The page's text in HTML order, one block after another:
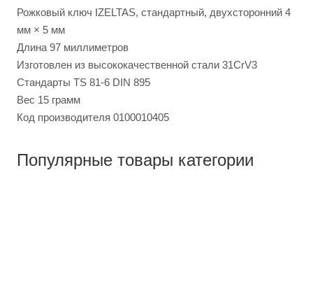
Рожковый ключ IZELTAS, стандартный, двухсторонний 4
мм × 5 мм
Длина 97 миллиметров
Изготовлен из высококачественной стали 31CrV3
Стандарты TS 81-6 DIN 895
Вес 15 грамм
Код производителя 0100010405
Популярные товары категории